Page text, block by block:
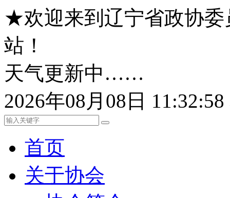
★欢迎来到辽宁省政协委
站！
天气更新中……
2026年08月08日
首页
关于协会